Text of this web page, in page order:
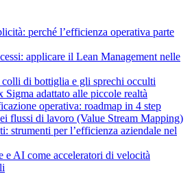
perché l’efficienza operativa parte
applicare il Lean Management nelle
di bottiglia e gli sprechi occulti
Sigma adattato alle piccole realtà
operativa: roadmap in 4 step
flussi di lavoro (Value Stream Mapping)
strumenti per l’efficienza aziendale nel
e AI come acceleratori di velocità